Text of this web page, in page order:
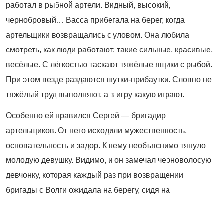
работал в рыбной артели. Видный, высокий,
чернобровый… Васса прибегала на берег, когда
артельщики возвращались с уловом. Она любила
смотреть, как люди работают: такие сильные, красивые,
весёлые. С лёгкостью таскают тяжёлые ящики с рыбой.
При этом везде раздаются шутки-прибаутки. Словно не
тяжёлый труд выполняют, а в игру какую играют.
Особенно ей нравился Сергей — бригадир
артельщиков. От него исходили мужественность,
основательность и задор. К нему необъяснимо тянуло
молодую девушку. Видимо, и он замечал черноволосую
девчонку, которая каждый раз при возвращении
бригады с Волги ожидала на берегу, сидя на